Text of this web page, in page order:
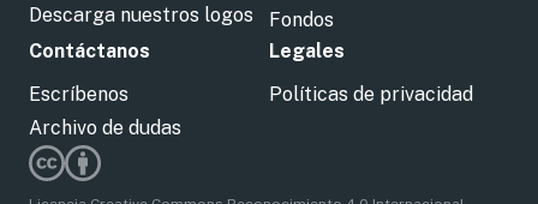
Descarga nuestros logos
Fondos
Contáctanos
Escríbenos
Archivo de dudas
Legales
Políticas de privacidad